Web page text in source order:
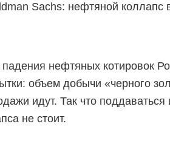
Sachs: нефтяной
нефтяных котировок
объем добычи «черного
идут. Так что поддаваться
не стоит.